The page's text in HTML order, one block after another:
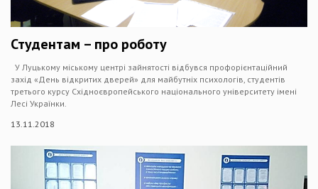
Студентам – про роботу
У Луцькому міському центрі зайнятості відбувся профорієнтаційний
захід «День відкритих дверей» для майбутніх психологів, студентів
третього курсу Східноєвропейського національного університету імені
Лесі Українки.
13.11.2018